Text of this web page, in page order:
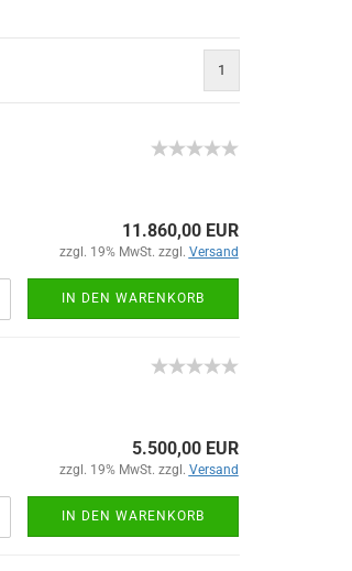
1
11.860,00 EUR
zzgl. 19% MwSt. zzgl. Versand
IN DEN WARENKORB
5.500,00 EUR
zzgl. 19% MwSt. zzgl. Versand
IN DEN WARENKORB